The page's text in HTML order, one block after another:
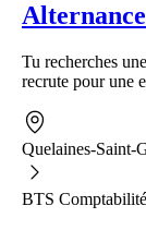
Tu recherches
recrute pour une
Quelaines-Saint-
BTS